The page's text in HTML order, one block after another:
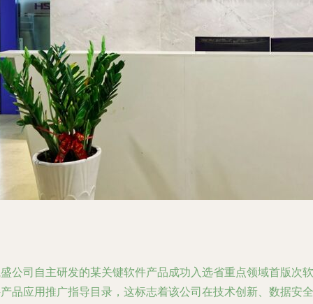
公司自主研发的某关键软件产品成功入选省重点领域首版次软
品应用推广指导目录，这标志着该公司在技术创新、数据安全